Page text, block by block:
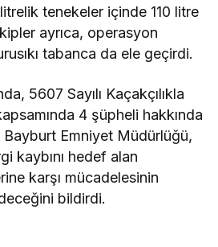
litrelik tenekeler içinde 110 litre
ayrıca, operasyon
tabanca da ele geçirdi.
5607 Sayılı Kaçakçılıkla
4 şüpheli hakkında
Bayburt Emniyet Müdürlüğü,
kaybını hedef alan
karşı mücadelesinin
bildirdi.